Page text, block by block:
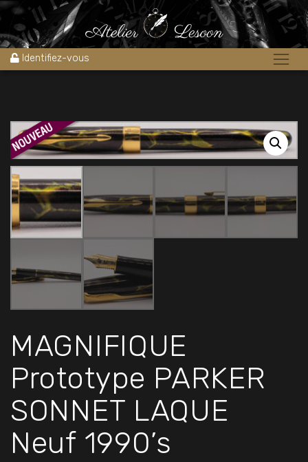
Identifiez-vous
Accueil Boutique Stylos » Stylos plume
MAGNIFIQUE Prototype
PARKER SONNET LAQUE Neuf 1990’s
MAGNIFIQUE
Prototype PARKER
SONNET LAQUE
Neuf 1990’s